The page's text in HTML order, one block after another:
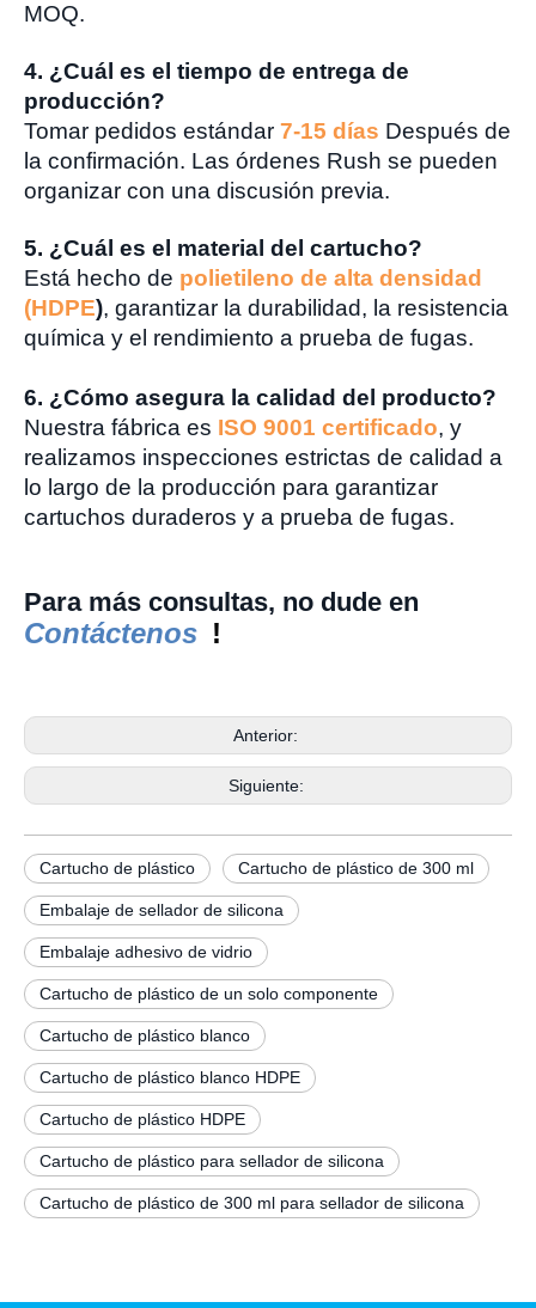
MOQ.
4. ¿Cuál es el tiempo de entrega de
producción?
Tomar pedidos estándar 7-15 días Después de
la confirmación. Las órdenes Rush se pueden
organizar con una discusión previa.
5. ¿Cuál es el material del cartucho?
Está hecho de polietileno de alta densidad
(HDPE), garantizar la durabilidad, la resistencia
química y el rendimiento a prueba de fugas.
6. ¿Cómo asegura la calidad del producto?
Nuestra fábrica es ISO 9001 certificado, y
realizamos inspecciones estrictas de calidad a
lo largo de la producción para garantizar
cartuchos duraderos y a prueba de fugas.
Para más consultas, no dude en
Contáctenos !
Anterior:
Siguiente:
Cartucho de plástico Cartucho de plástico de 300 ml
Embalaje de sellador de silicona
Embalaje adhesivo de vidrio
Cartucho de plástico de un solo componente
Cartucho de plástico blanco
Cartucho de plástico blanco HDPE
Cartucho de plástico HDPE
Cartucho de plástico para sellador de silicona
Cartucho de plástico de 300 ml para sellador de silicona